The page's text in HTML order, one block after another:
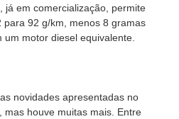
já em comercialização, permite
para 92 g/km, menos 8 gramas
motor diesel equivalente.
novidades apresentadas no
mas houve muitas mais. Entre